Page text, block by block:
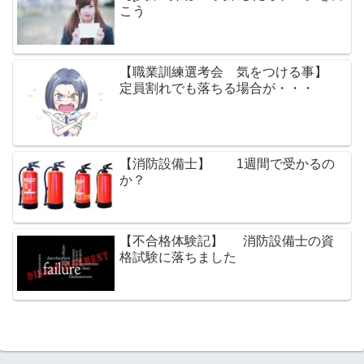
こう
【職業訓練選考会 気をつける事】
定員割れでも落ちる場合が・・・
【消防設備士】 1週間で受かるの
か？
【不合格体験記】 消防設備士の資
格試験に落ちました